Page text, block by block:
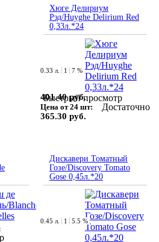
Хюге Делириум
Рэд/Huyghe Delirium Red
0,33л.*24
Быстрый просмотр
0.33 л. 1 7 %
401.40 руб.
Цена от 24 шт:
365.30 руб.
Достаточно
Дискавери Томатный
Гозе/Discovery Tomato
Gose 0,45л.*20
0.45 л. 1 5.5 %